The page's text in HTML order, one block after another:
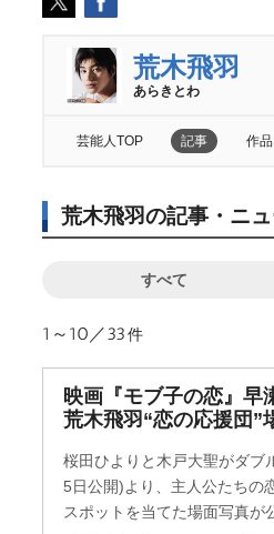
荒木飛羽
あらきとわ
芸能人TOP 記事 作品
荒木飛羽の記事・ニ
すべて
1～10／33件
映画『モブ子の恋』早
荒木飛羽“恋の応援団”
桜田ひよりと木戸大聖がダブ
5日公開)より、主人公たちの
スポットを当てた場面写真が